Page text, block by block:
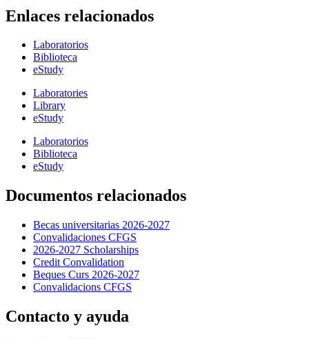
Enlaces relacionados
Laboratorios
Biblioteca
eStudy
Laboratories
Library
eStudy
Laboratorios
Biblioteca
eStudy
Documentos relacionados
Becas universitarias 2026-2027
Convalidaciones CFGS
2026-2027 Scholarships
Credit Convalidation
Beques Curs 2026-2027
Convalidacions CFGS
Contacto y ayuda